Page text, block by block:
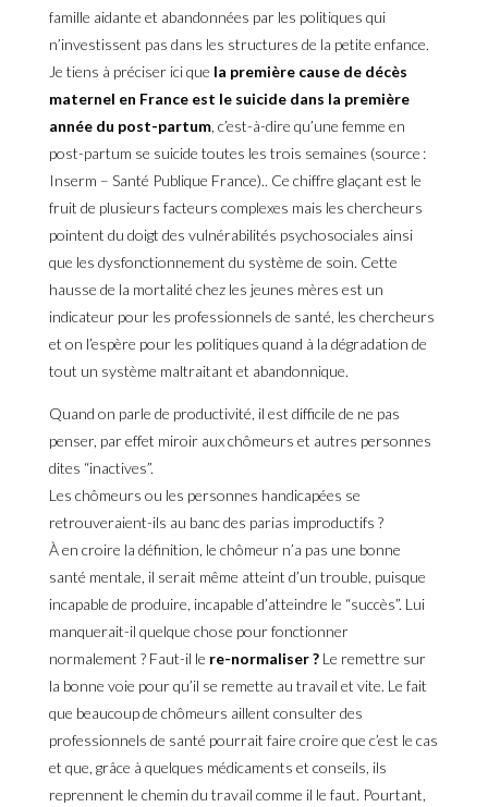
famille aidante et abandonnées par les politiques qui
n’investissent pas dans les structures de la petite enfance.
Je tiens à préciser ici que la première cause de décès
maternel en France est le suicide dans la première
année du post-partum, c’est-à-dire qu’une femme en
post-partum se suicide toutes les trois semaines (source :
Inserm – Santé Publique France).. Ce chiffre glaçant est le
fruit de plusieurs facteurs complexes mais les chercheurs
pointent du doigt des vulnérabilités psychosociales ainsi
que les dysfonctionnement du système de soin. Cette
hausse de la mortalité chez les jeunes mères est un
indicateur pour les professionnels de santé, les chercheurs
et on l’espère pour les politiques quand à la dégradation de
tout un système maltraitant et abandonnique.
Quand on parle de productivité, il est difficile de ne pas
penser, par effet miroir aux chômeurs et autres personnes
dites “inactives”.
Les chômeurs ou les personnes handicapées se
retrouveraient-ils au banc des parias improductifs ?
À en croire la définition, le chômeur n’a pas une bonne
santé mentale, il serait même atteint d’un trouble, puisque
incapable de produire, incapable d’atteindre le “succès”. Lui
manquerait-il quelque chose pour fonctionner
normalement ? Faut-il le re-normaliser ? Le remettre sur
la bonne voie pour qu’il se remette au travail et vite. Le fait
que beaucoup de chômeurs aillent consulter des
professionnels de santé pourrait faire croire que c’est le cas
et que, grâce à quelques médicaments et conseils, ils
reprennent le chemin du travail comme il le faut. Pourtant,